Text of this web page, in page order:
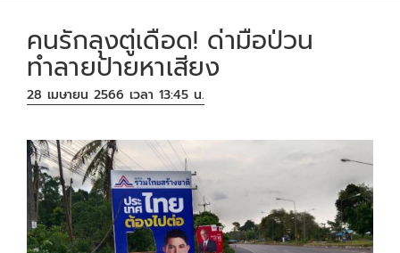
คนรักลุงตู่เดือด! ด่ามือป่วน
ทำลายป้ายหาเสียง
28 เมษายน 2566 เวลา 13:45 น.